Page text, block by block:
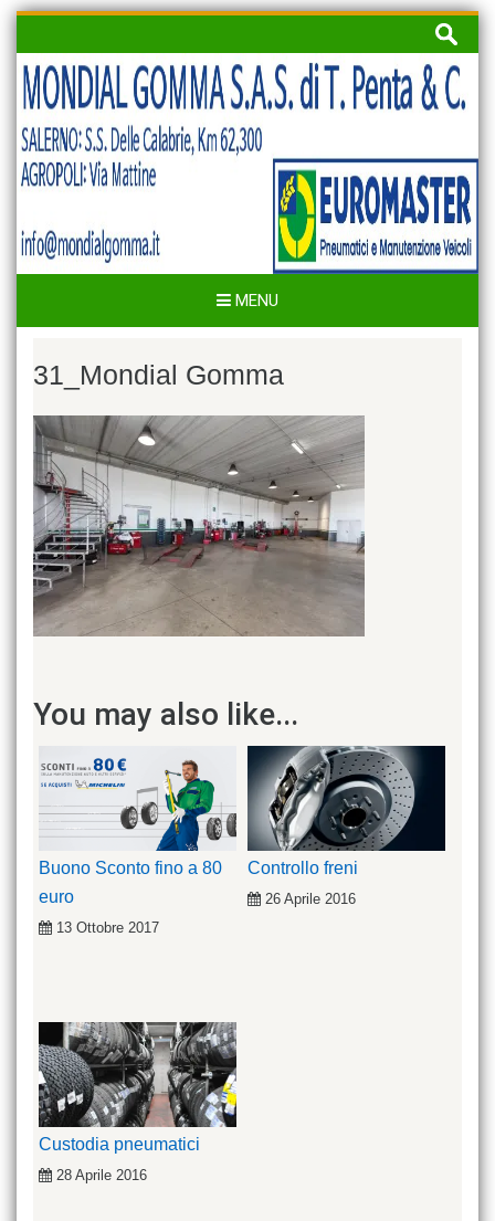
Skip
content
Ricerca
per:
MENU
31_Mondial Gomma
You may also like...
Buono Sconto fino a 80
euro
13 Ottobre 2017
Controllo freni
26 Aprile 2016
Custodia pneumatici
28 Aprile 2016